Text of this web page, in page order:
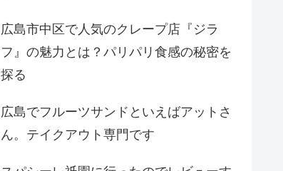
広島市中区で人気のクレープ店『ジラ
フ』の魅力とは？パリパリ食感の秘密を
探る
広島でフルーツサンドといえばアットさ
ん。テイクアウト専門です